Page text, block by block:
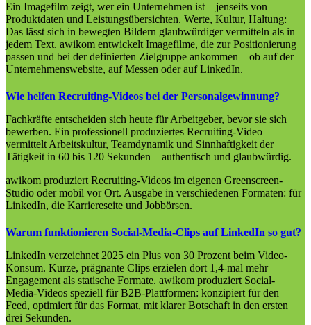
Ein Imagefilm zeigt, wer ein Unternehmen ist – jenseits von
Produktdaten und Leistungsübersichten. Werte, Kultur, Haltung:
Das lässt sich in bewegten Bildern glaubwürdiger vermitteln als in
jedem Text. awikom entwickelt Imagefilme, die zur Positionierung
passen und bei der definierten Zielgruppe ankommen – ob auf der
Unternehmenswebsite, auf Messen oder auf LinkedIn.
Wie helfen Recruiting-Videos bei der Personalgewinnung?
Fachkräfte entscheiden sich heute für Arbeitgeber, bevor sie sich
bewerben. Ein professionell produziertes Recruiting-Video
vermittelt Arbeitskultur, Teamdynamik und Sinnhaftigkeit der
Tätigkeit in 60 bis 120 Sekunden – authentisch und glaubwürdig.
awikom produziert Recruiting-Videos im eigenen Greenscreen-
Studio oder mobil vor Ort. Ausgabe in verschiedenen Formaten: für
LinkedIn, die Karriereseite und Jobbörsen.
Warum funktionieren Social-Media-Clips auf LinkedIn so gut?
LinkedIn verzeichnet 2025 ein Plus von 30 Prozent beim Video-
Konsum. Kurze, prägnante Clips erzielen dort 1,4-mal mehr
Engagement als statische Formate. awikom produziert Social-
Media-Videos speziell für B2B-Plattformen: konzipiert für den
Feed, optimiert für das Format, mit klarer Botschaft in den ersten
drei Sekunden.